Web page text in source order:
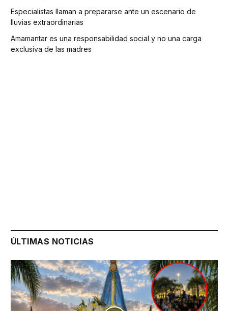
Especialistas llaman a prepararse ante un escenario de
lluvias extraordinarias
Amamantar es una responsabilidad social y no una carga
exclusiva de las madres
ÚLTIMAS NOTICIAS